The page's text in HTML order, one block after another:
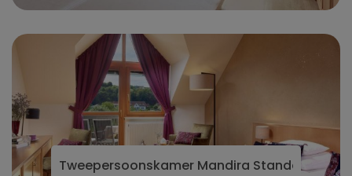
Tweepersoonskamer Mandira Standaard